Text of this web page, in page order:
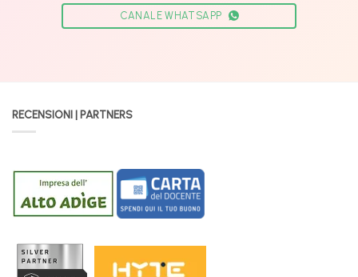
CANALE WHATSAPP
RECENSIONI | PARTNERS